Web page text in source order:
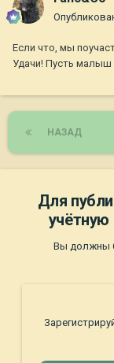
Если что, мы
Удачи! Пусть малыш
НАЗАД
Для
учётную
Вы должны